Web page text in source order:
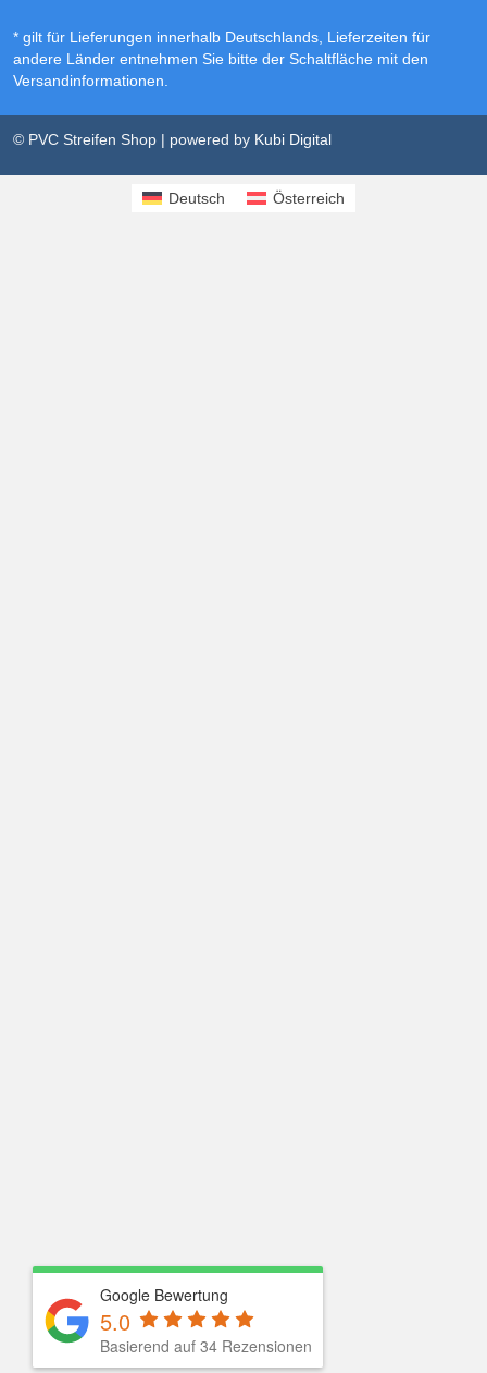
* gilt für Lieferungen innerhalb Deutschlands, Lieferzeiten für
andere Länder entnehmen Sie bitte der Schaltfläche mit den
Versandinformationen
© PVC Streifen Shop | powered by Kubi Digital
Deutsch Österreich
Google Bewertung
5.0
Basierend auf 34 Rezensionen